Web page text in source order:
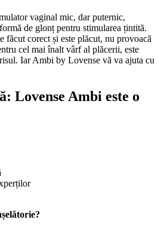
vaginal mic, dar puternic,
de glonț pentru stimularea țintită.
făcut corect și este plăcut, nu provoacă
cel mai înalt vârf al plăcerii, este
Iar Ambi by Lovense vă va ajuta cu
Lovense Ambi este o